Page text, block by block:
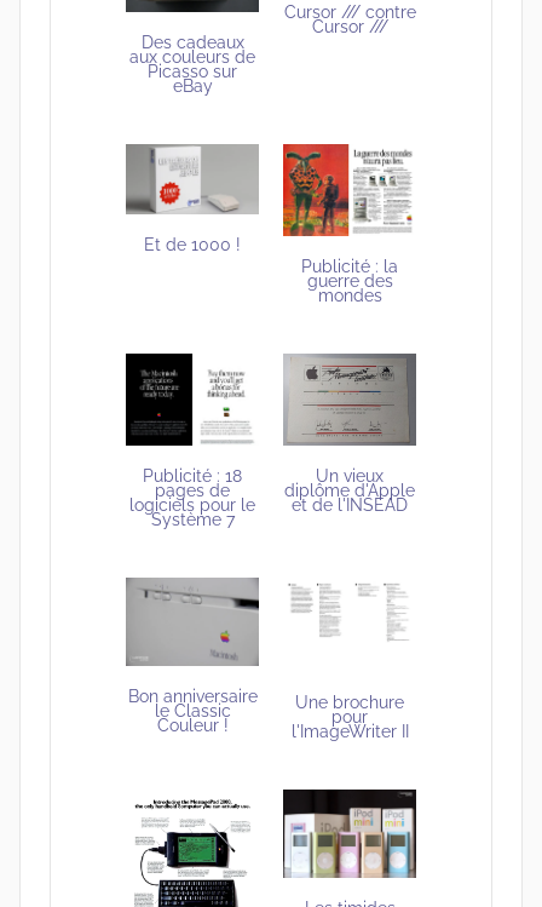
Des cadeaux
aux couleurs de
Picasso sur
eBay
Cursor /// contre
Cursor ///
Et de 1000 !
Publicité : la
guerre des
mondes
Publicité : 18
pages de
logiciels pour le
Système 7
Un vieux
diplôme d'Apple
et de l'INSEAD
Bon anniversaire
le Classic
Couleur !
Une brochure
pour
l'ImageWriter II